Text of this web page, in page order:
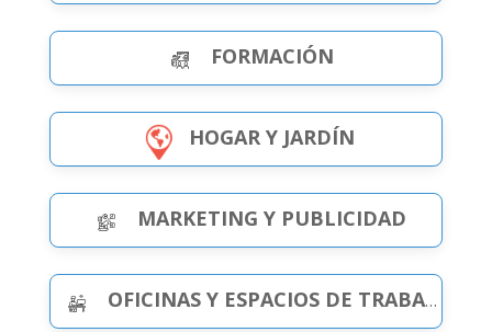
FORMACIÓN
HOGAR Y JARDÍN
MARKETING Y PUBLICIDAD
OFICINAS Y ESPACIOS DE TRABAJO